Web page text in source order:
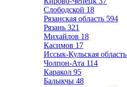
Слободской 18
Рязанская область 594
Рязань 321
Михайлов 18
Касимов 17
Иссык-Кульская область
Чолпон-Ата 114
Каракол 95
Балыкчы 48